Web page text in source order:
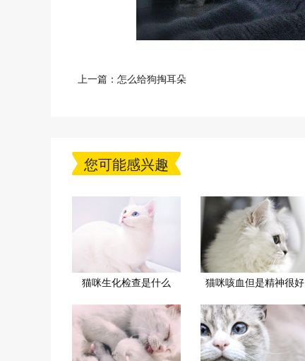
上一篇： 怎么给狗掏耳朵
您可能感兴趣
猫咪生化检查是什么 猫咪咳血但是精神很好